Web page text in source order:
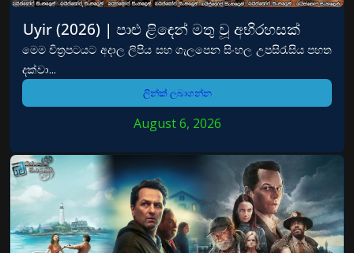
Uyir (2026) | පාළු ළිඳෙන් මතු වූ අභිරහසක්
මෙම චිත්‍රපටයට අදාල ලිපිය සහ ගැලපෙන සිංහල උපසිරැසිය පහත
දක්වා...
ලින්ක් ලබාගන්න
August 6, 2026